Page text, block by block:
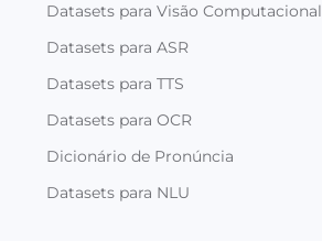
Datasets para Visão Computacional
Datasets para ASR
Datasets para TTS
Datasets para OCR
Dicionário de Pronúncia
Datasets para NLU